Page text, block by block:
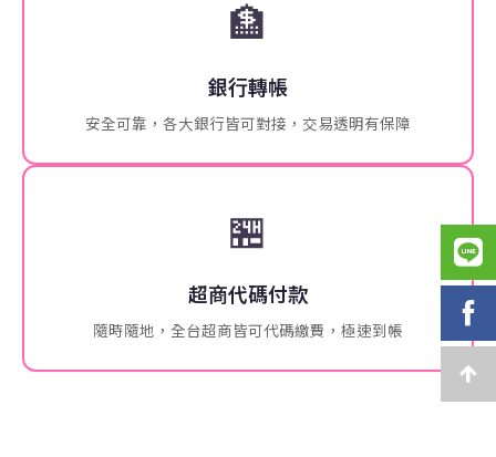
🏦
銀行轉帳
安全可靠，各大銀行皆可對接，交易透明有保障
🏪
超商代碼付款
隨時隨地，全台超商皆可代碼繳費，極速到帳